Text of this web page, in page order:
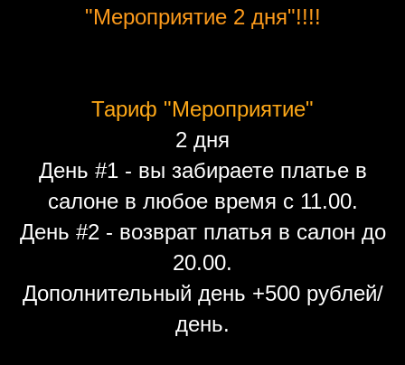
"Мероприятие 2 дня"!!!!
Тариф "Мероприятие"
2 дня
День #1 - вы забираете платье в
салоне в любое время с 11.00.
День #2 - возврат платья в салон до
20.00.
Дополнительный день +500 рублей/
день.